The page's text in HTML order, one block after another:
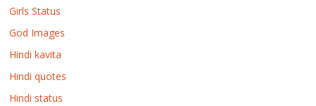
Girls Status
God Images
Hindi kavita
Hindi quotes
Hindi status